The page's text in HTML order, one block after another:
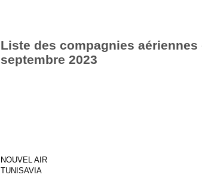
Liste des compagnies
septembre 2023
NOUVEL AIR
TUNISAVIA